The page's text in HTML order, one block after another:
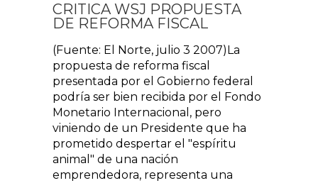
CRITICA WSJ PROPUESTA
DE REFORMA FISCAL
(Fuente: El Norte, julio 3 2007)La
propuesta de reforma fiscal
presentada por el Gobierno federal
podría ser bien recibida por el Fondo
Monetario Internacional, pero
viniendo de un Presidente que ha
prometido despertar el "espíritu
animal" de una nación
emprendedora, representa una